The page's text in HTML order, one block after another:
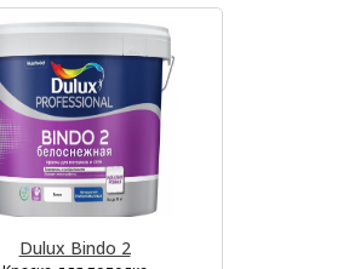
Dulux Bindo 2